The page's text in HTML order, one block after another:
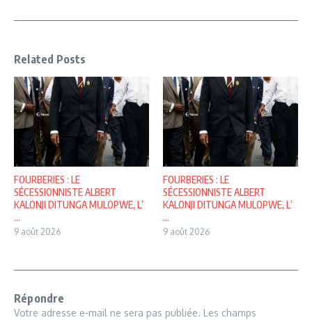
Related Posts
FOURBERIES : LE
SÉCESSIONNISTE ALBERT
KALONJI DITUNGA MULOPWE, L’
...
9 août 2026
FOURBERIES : LE
SÉCESSIONNISTE ALBERT
KALONJI DITUNGA MULOPWE, L’
...
9 août 2026
Répondre
Votre adresse e-mail ne sera pas publiée. Les champs